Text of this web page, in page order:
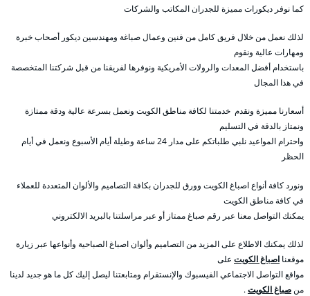
كما نوفر ديكورات مميزة للجدران المكاتب والشركات
لذلك نعمل من خلال فريق كامل من فنين وعمال صباغة ومهندسين ديكور أصحاب خبرة
ومهارات عالية ونقوم
باستخدام أفضل المعدات والرولات الأمريكية ونوفرها لفريقنا من قبل شركتنا المتخصصة
في هذا المجال
أسعارنا مميزة ونقدم خدمتنا لكافة مناطق الكويت ونعمل بسرعة عالية ودقة ممتازة
ونمتاز بالدقة في التسليم
واحترام المواعيد نلبي طلباتكم على مدار 24 ساعة وطيلة أيام الأسبوع ونعمل في أيام
الحظر
ونورد كافة أنواع اصباغ الكويت وورق للجدران بكافة التصاميم والألوان المتعددة للعملاء
في كافة مناطق الكويت
يمكنك التواصل معنا عبر رقم صباغ ممتاز أو عبر مراسلتنا بالبريد الالكتروني
لذلك يمكنك الاطلاع على المزيد من التصاميم وألوان اصباغ الصباحية وأنواعها عبر زيارة
موقعنا اصباغ الكويت على
مواقع التواصل الاجتماعي الفيسبوك والإنستقرام ومتابعتنا ليصل إليك كل ما هو جديد لدينا
منصباغ الكويت.